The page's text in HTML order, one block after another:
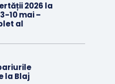
2026 la
10 mai –
al
la Blaj